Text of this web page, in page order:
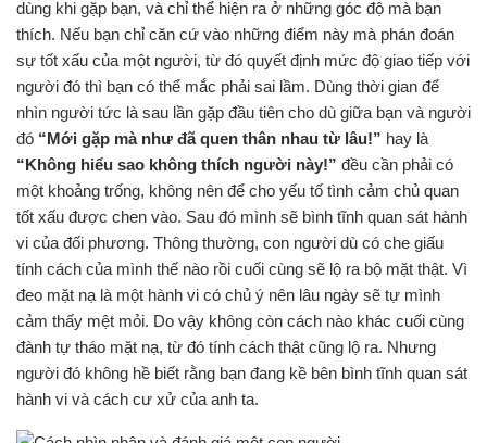
dùng khi gặp bạn, và chỉ thể hiện ra ở những góc độ mà bạn
thích. Nếu bạn chỉ căn cứ vào những điểm này mà phán đoán
sự tốt xấu của một người, từ đó quyết định mức độ giao tiếp với
người đó thì bạn có thể mắc phải sai lầm. Dùng thời gian để
nhìn người tức là sau lần gặp đầu tiên cho dù giữa bạn và người
đó “Mới gặp mà như đã quen thân nhau từ lâu!” hay là
“Không hiểu sao không thích người này!” đều cần phải có
một khoảng trống, không nên để cho yếu tố tình cảm chủ quan
tốt xấu được chen vào. Sau đó mình sẽ bình tĩnh quan sát hành
vi của đối phương. Thông thường, con người dù có che giấu
tính cách của mình thế nào rồi cuối cùng sẽ lộ ra bộ mặt thật. Vì
đeo mặt nạ là một hành vi có chủ ý nên lâu ngày sẽ tự mình
cảm thấy mệt mỏi. Do vậy không còn cách nào khác cuối cùng
đành tự tháo mặt nạ, từ đó tính cách thật cũng lộ ra. Nhưng
người đó không hề biết rằng bạn đang kề bên bình tĩnh quan sát
hành vi và cách cư xử của anh ta.